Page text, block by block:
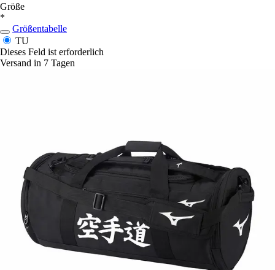
Größe
*
Größentabelle
TU
Dieses Feld ist erforderlich
Versand in 7 Tagen